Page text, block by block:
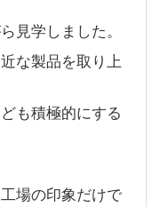
見学しました。
な製品を取り上
も積極的にする
場の印象だけで